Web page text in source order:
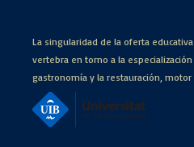
La singularidad de la oferta
vertebra en torno a la
gastronomía y la restauración,